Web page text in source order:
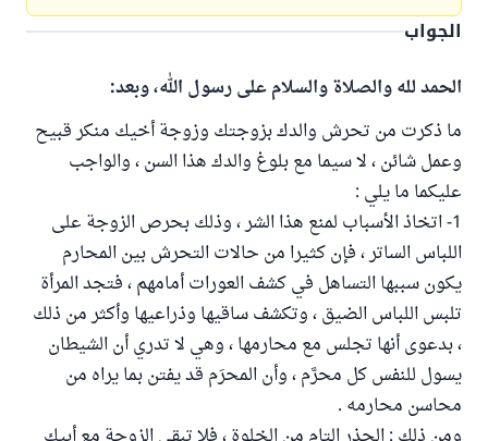
الجواب
الحمد لله والصلاة والسلام على رسول الله، وبعد:
ما ذكرت من تحرش والدك بزوجتك وزوجة أخيك منكر قبيح
وعمل شائن ، لا سيما مع بلوغ والدك هذا السن ، والواجب
عليكما ما يلي :
1- اتخاذ الأسباب لمنع هذا الشر ، وذلك بحرص الزوجة على
اللباس الساتر ، فإن كثيرا من حالات التحرش بين المحارم
يكون سببها التساهل في كشف العورات أمامهم ، فتجد المرأة
تلبس اللباس الضيق ، وتكشف ساقيها وذراعيها وأكثر من ذلك
، بدعوى أنها تجلس مع محارمها ، وهي لا تدري أن الشيطان
يسول للنفس كل محرَّم ، وأن المحرَم قد يفتن بما يراه من
محاسن محارمه .